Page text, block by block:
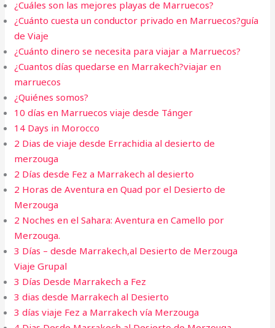
¿Cuáles son las mejores playas de Marruecos?
¿Cuánto cuesta un conductor privado en Marruecos?guía
de Viaje
¿Cuánto dinero se necesita para viajar a Marruecos?
¿Cuantos días quedarse en Marrakech?viajar en
marruecos
¿Quiénes somos?
10 días en Marruecos viaje desde Tánger
14 Days in Morocco
2 Dias de viaje desde Errachidia al desierto de
merzouga
2 Días desde Fez a Marrakech al desierto
2 Horas de Aventura en Quad por el Desierto de
Merzouga
2 Noches en el Sahara: Aventura en Camello por
Merzouga.
3 Días – desde Marrakech,al Desierto de Merzouga
Viaje Grupal
3 Días Desde Marrakech a Fez
3 dias desde Marrakech al Desierto​
3 días viaje Fez a Marrakech vía Merzouga